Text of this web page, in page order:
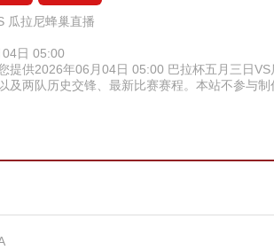
瓜拉尼蜂巢直播
04日 05:00
提供2026年06月04日 05:00 巴拉杯五月三日
及两队历史交锋、最新比赛赛程。本站不参与